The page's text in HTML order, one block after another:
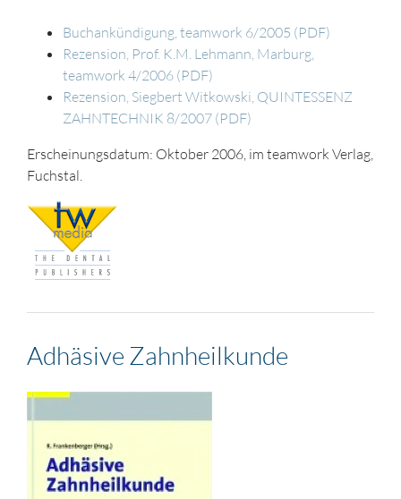
Buchankündigung, teamwork 6/2005 (PDF)
Rezension, Prof. K.M. Lehmann, Marburg,
teamwork 4/2006 (PDF)
Rezension, Siegbert Witkowski, QUINTESSENZ
ZAHNTECHNIK 8/2007 (PDF)
Erscheinungsdatum: Oktober 2006, im teamwork Verlag,
Fuchstal.
Adhäsive Zahnheilkunde